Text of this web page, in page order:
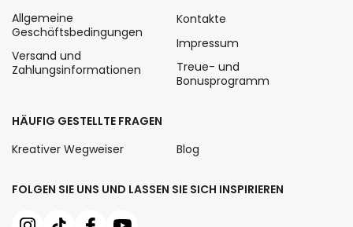
FOLGEN SIE UNS UND LASSEN SIE SICH INSPIRIEREN
Allgemeine
Geschäftsbedingungen
Versand und
Zahlungsinformationen
Kontakte
Impressum
Treue- und
Bonusprogramm
HÄUFIG GESTELLTE FRAGEN
Kreativer Wegweiser
Blog